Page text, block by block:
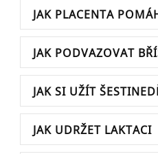
JAK PLACENTA
JAK PODVAZOVAT
JAK SI UŽÍT
JAK UDRŽET LAKTACI